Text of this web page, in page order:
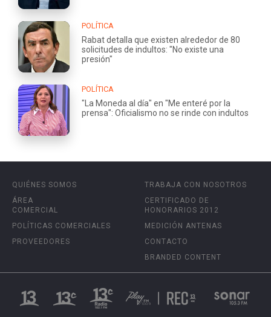
POLÍTICA
Rabat detalla que existen alrededor de 80
solicitudes de indultos: "No existe una
presión"
POLÍTICA
"La Moneda al día" en "Me enteré por la
prensa": Oficialismo no se rinde con indultos
QUIÉNES SOMOS
ÁREA
COMERCIAL
POLÍTICAS COMERCIALES
PROVEEDORES
TRABAJA CON NOSOTROS
CERTIFICADO DE
HONORARIOS 2012
MEDICIÓN ANTENAS
CONTACTO
BRANDED CONTENT